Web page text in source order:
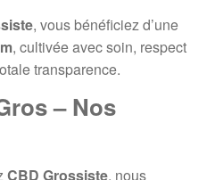
, vous bénéficiez d’une
, cultivée avec soin, respect
transparence.
– Nos
CBD Grossiste, nous